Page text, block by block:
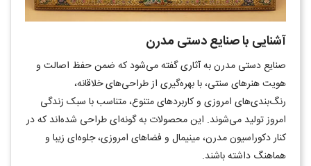
آشنایی با صنایع دستی مدرن
صنایع دستی مدرن به آثاری گفته می‌شود که ضمن حفظ اصالت و
هویت هنرهای سنتی، با بهره‌گیری از طراحی‌های خلاقانه،
رنگ‌بندی‌های امروزی و کاربردهای متنوع، متناسب با سبک زندگی
امروز تولید می‌شوند. این محصولات به گونه‌ای طراحی شده‌اند که در
کنار دکوراسیون مدرن، مینیمال و فضاهای امروزی، جلوه‌ای زیبا و
هماهنگ داشته باشند.